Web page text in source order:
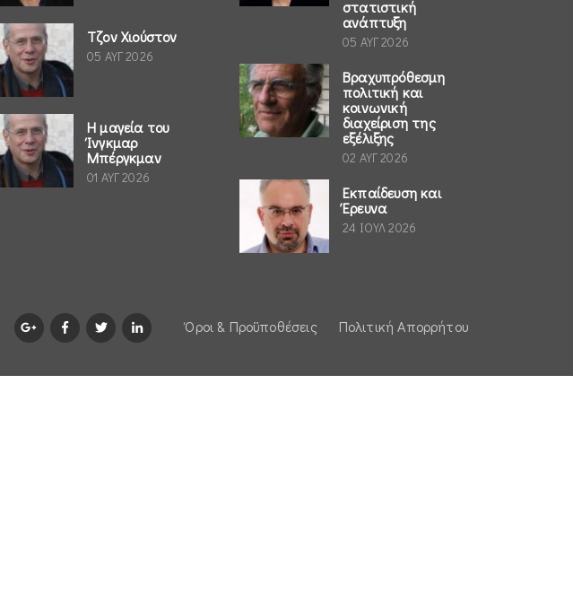
Τζον Χιούστον
05 ΑΥΓ 2026
Η μαγεία του
Ίνγκμαρ
Μπέργκμαν
01 ΑΥΓ 2026
στατιστική
ανάπτυξη
05 ΑΥΓ 2026
Βραχυπρόθεσμη
πολιτική και
κοινωνική
διαχείριση της
εξέλιξης
02 ΑΥΓ 2026
Εκπαίδευση και
Έρευνα
24 ΙΟΥΛ 2026
Όροι & Προϋποθέσεις Πολιτική Απορρήτου